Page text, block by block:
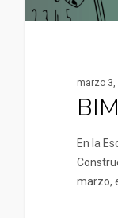
marzo 3,
En la
marzo,